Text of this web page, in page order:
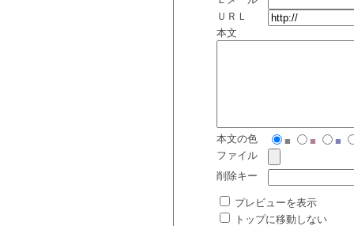
ＵＲＬ
本文
本文の色 ■ ■
■
ファイル
削除キー
プレビューを表示
トップに移動しない